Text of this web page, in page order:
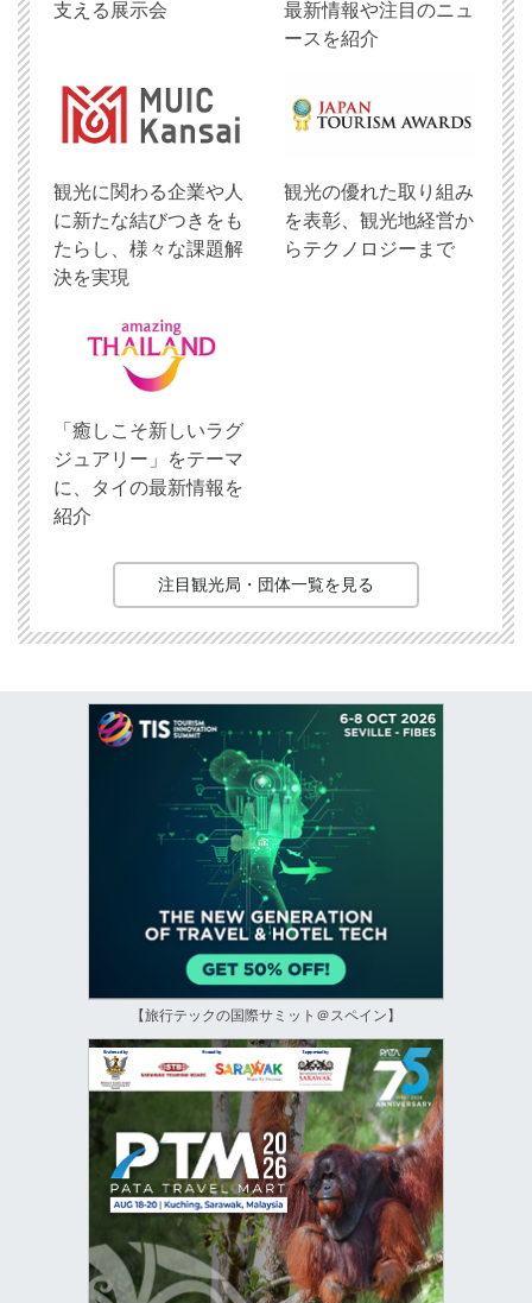
支える展示会
最新情報や注目のニュ
ースを紹介
観光に関わる企業や人
に新たな結びつきをも
たらし、様々な課題解
決を実現
観光の優れた取り組み
を表彰、観光地経営か
らテクノロジーまで
「癒しこそ新しいラグ
ジュアリー」をテーマ
に、タイの最新情報を
紹介
注目観光局・団体一覧を見る
【旅行テックの国際サミット＠スペイン】